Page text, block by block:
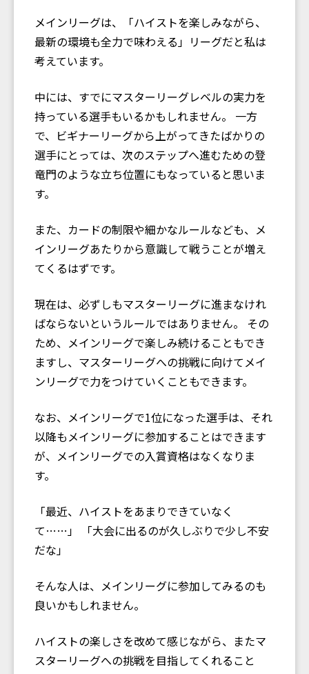
メインリーグは、「ハイストを楽しみながら、
最新の環境も全力で味わえる」リーグだと私は
考えています。
中には、すでにマスターリーグレベルの実力を
持っている選手もいるかもしれません。 一方
で、ビギナーリーグから上がってきたばかりの
選手にとっては、次のステップへ進むための登
竜門のような立ち位置にもなっていると思いま
す。
また、カードの制限や細かなルールなども、メ
インリーグあたりから意識して戦うことが増え
てくるはずです。
現在は、必ずしもマスターリーグに進まなけれ
ばならないというルールではありません。 その
ため、メインリーグで楽しみ続けることもでき
ますし、マスターリーグへの挑戦に向けてメイ
ンリーグで力をつけていくこともできます。
なお、メインリーグで1位になった選手は、それ
以降もメインリーグに参加することはできます
が、メインリーグでの入賞資格はなくなりま
す。
「最近、ハイストをあまりできていなく
て……」 「大会に出るのが久しぶりで少し不安
だな」
そんな人は、メインリーグに参加してみるのも
良いかもしれません。
ハイストの楽しさを改めて感じながら、またマ
スターリーグへの挑戦を目指してくれること